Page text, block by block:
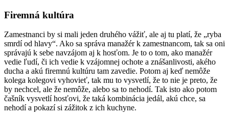
Firemná kultúra
Zamestnanci by si mali jeden druhého vážiť, ale aj tu platí, že „ryba
smrdí od hlavy“. Ako sa správa manažér k zamestnancom, tak sa oni
správajú k sebe navzájom aj k hosťom. Je to o tom, ako manažér
vedie ľudí, či ich vedie k vzájomnej ochote a znášanlivosti, akého
ducha a akú firemnú kultúru tam zavedie. Potom aj keď nemôže
kolega kolegovi vyhovieť, tak mu to vysvetlí, že to nie je preto, že
by nechcel, ale že nemôže, alebo sa to nehodí. Tak isto ako potom
čašník vysvetlí hosťovi, že taká kombinácia jedál, akú chce, sa
nehodí a pokazí si zážitok z ich kuchyne.